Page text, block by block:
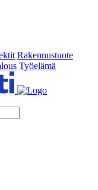
Rakennustuote
Työelämä